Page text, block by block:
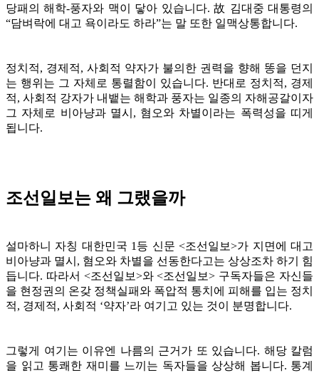
당패의 해학-풍자와 맥이 닿아 있습니다. 故 김대중 대통령의
“담벼락에 대고 욕이라도 하라”는 말 또한 일맥상통합니다.
정치적, 경제적, 사회적 약자가 불의한 권력을 향해 똥을 던지
는 행위는 그 자체로 통렬함이 있습니다. 반대로 정치적, 경제
적, 사회적 강자가 내뱉는 해학과 풍자는 일종의 자해공갈이자
그 자체로 비아냥과 멸시, 혐오와 차별이라는 폭력성을 띠게
됩니다.
조선일보는 왜 그랬을까
설마하니 자칭 대한민국 1등 신문 <조선일보>가 지면에 대고
비아냥과 멸시, 혐오와 차별을 선동한다고는 상상조차 하기 힘
듭니다. 따라서 <조선일보>와 <조선일보> 구독자들은 자신들
을 현정권의 온갖 정책실패와 폭압적 통치에 피해를 입는 정치
적, 경제적, 사회적 ‘약자’라 여기고 있는 것이 분명합니다.
그렇게 여기는 이유엔 나름의 근거가 또 있습니다. 해당 칼럼
을 읽고 통쾌한 재미를 느끼는 독자들을 상상해 봅니다. 통계